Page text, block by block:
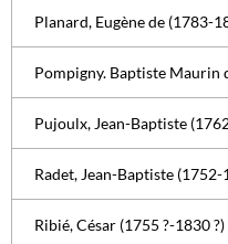
Planard, Eugène de (1783-
Pompigny. Baptiste Maurin
Pujoulx, Jean-Baptiste
Radet, Jean-Baptiste (1752-
Ribié, César (1755 ?-1830 ?)